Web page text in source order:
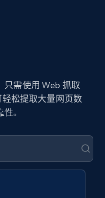
只需使用 Web 抓取
松提取大量网页数
。